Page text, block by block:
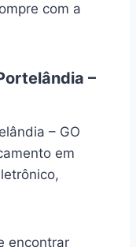
com a
–
– GO
em
encontrar